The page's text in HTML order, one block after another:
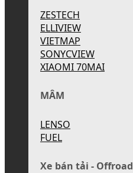
ZESTECH
ELLIVIEW
VIETMAP
SONYCVIEW
XIAOMI 70MAI
MÂM
LENSO
FUEL
Xe bán tải - Offroad